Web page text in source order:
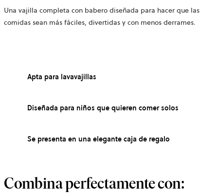
Una vajilla completa con babero diseñada para hacer que las
comidas sean más fáciles, divertidas y con menos derrames.
Apta para lavavajillas
Diseñada para niños que quieren comer solos
Se presenta en una elegante caja de regalo
Combina perfectamente con: